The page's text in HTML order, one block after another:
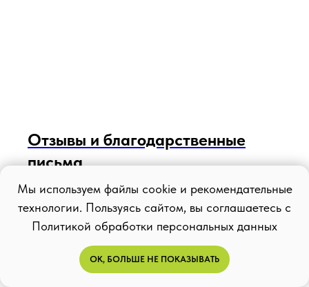
Отзывы и благодарственные
письма
Мы используем файлы cookie и рекомендательные
технологии. Пользуясь сайтом, вы соглашаетесь с
Политикой обработки персональных данных
ОК, БОЛЬШЕ НЕ ПОКАЗЫВАТЬ